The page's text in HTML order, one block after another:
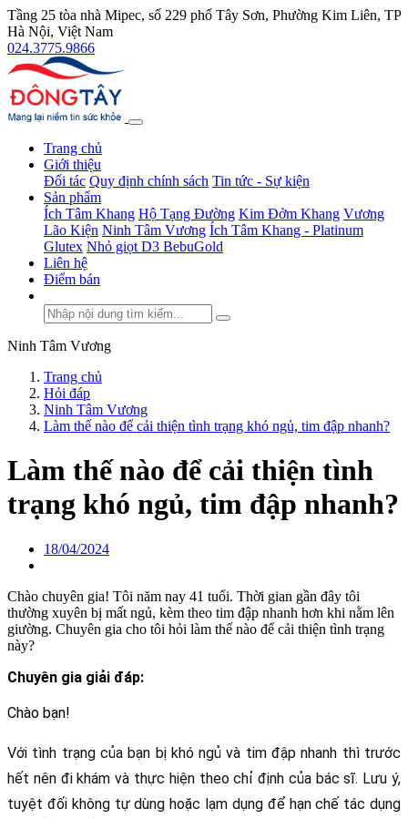
Tầng 25 tòa nhà Mipec, số 229 phố Tây Sơn, Phường Kim Liên, TP
Hà Nội, Việt Nam
024.3775.9866
Trang chủ
Giới thiệu
Đối tác Quy định chính sách Tin tức - Sự kiện
Sản phẩm
Ích Tâm Khang Hộ Tạng Đường Kim Đởm Khang Vương
Lão Kiện Ninh Tâm Vương Ích Tâm Khang - Platinum
Glutex Nhỏ giọt D3 BebuGold
Liên hệ
Điểm bán
Ninh Tâm Vương
Trang chủ
Hỏi đáp
Ninh Tâm Vương
Làm thế nào để cải thiện tình trạng khó ngủ, tim đập nhanh?
Làm thế nào để cải thiện tình
trạng khó ngủ, tim đập nhanh?
18/04/2024
Chào chuyên gia! Tôi năm nay 41 tuổi. Thời gian gần đây tôi
thường xuyên bị mất ngủ, kèm theo tim đập nhanh hơn khi nằm lên
giường. Chuyên gia cho tôi hỏi làm thế nào để cải thiện tình trạng
này?
Chuyên gia giải đáp:
Chào bạn!
Với tình trạng của bạn bị khó ngủ và tim đập nhanh thì trước
hết nên đi khám và thực hiện theo chỉ định của bác sĩ. Lưu ý,
tuyệt đối không tự dùng hoặc lạm dụng để hạn chế tác dụng